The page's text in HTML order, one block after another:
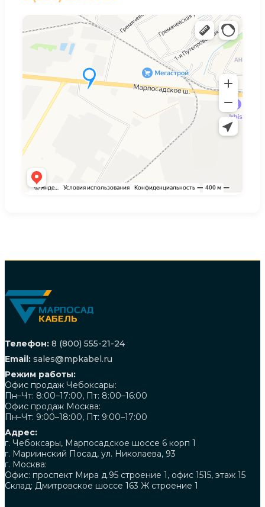
Телефон: 8 (800) 555-21-24
Email: sales@mpkabel.ru
Режим работы:
Офис продаж Чебоксары:
Пн–Чт: 8:00–17:00, Пт: 8:00–16:00
Офис продаж Москва:
Пн–Чт: 9:00–18:00, Пт: 9:00–17:00
Адрес:
г. Чебоксары, Марпосадское шоссе 6 корп 1
г. Мариинский Посад, ул. Николаева, 93
г. Москва:
Офис: проспект Мира д.95 строение 1, офис 1515, этаж 15
Склад: Дмитровское шоссе 163 Ж строение 1